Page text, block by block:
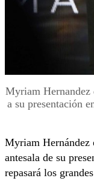
Myriam Hernandez
a su presentación
Myriam Hernández
antesala de su
repasará los